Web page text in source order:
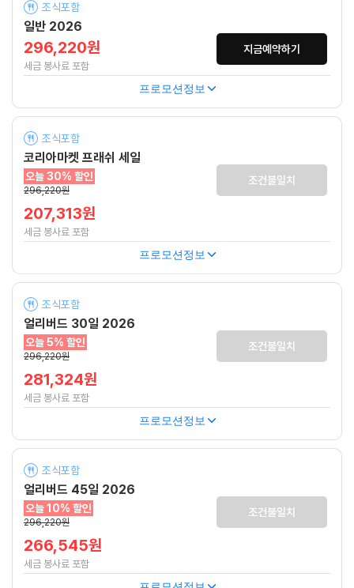
일반 2026
조식포함
296,220원
세금 봉사료 포함
지금예약하기
프로모션정보
코리아마켓 프래쉬 세일
조식포함
오늘 30% 할인
296,220원
207,313원
세금 봉사료 포함
조건불일치
프로모션정보
얼리버드 30일 2026
조식포함
오늘 5% 할인
296,220원
281,324원
세금 봉사료 포함
조건불일치
프로모션정보
얼리버드 45일 2026
조식포함
오늘 10% 할인
296,220원
266,545원
세금 봉사료 포함
조건불일치